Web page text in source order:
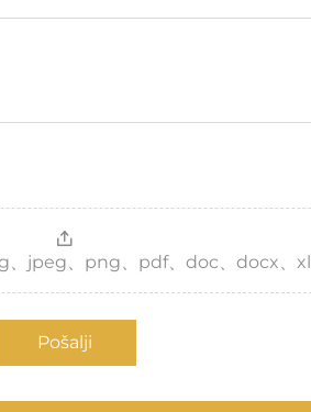
jpeg、png、pdf、doc、docx、
Pošalji